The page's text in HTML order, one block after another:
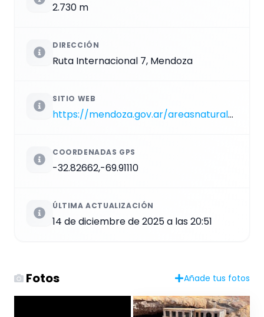
2.730 m
DIRECCIÓN
Ruta Internacional 7, Mendoza
SITIO WEB
https://mendoza.gov.ar/areasnaturales/puente-del-inca
COORDENADAS GPS
-32.82662,-69.91110
ÚLTIMA ACTUALIZACIÓN
14 de diciembre de 2025 a las 20:51
Fotos Añade tus fotos